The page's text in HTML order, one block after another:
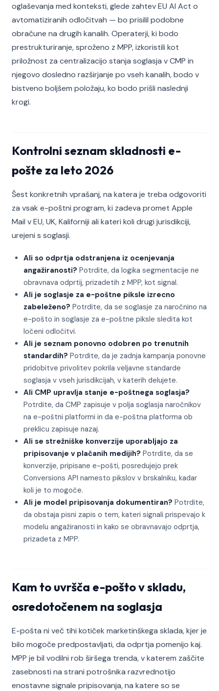
oglaševanja med konteksti, glede zahtev EU AI Act o
avtomatiziranih odločitvah — bo prisilil podobne
obračune na drugih kanalih. Operaterji, ki bodo
prestrukturiranje, sproženo z MPP, izkoristili kot
priložnost za centralizacijo stanja soglasja v CMP in
njegovo dosledno razširjanje po vseh kanalih, bodo v
bistveno boljšem položaju, ko bodo prišli naslednji
krogi.
Kontrolni seznam skladnosti e-
pošte za leto 2026
Šest konkretnih vprašanj, na katera je treba odgovoriti
za vsak e-poštni program, ki zadeva promet Apple
Mail v EU, UK, Kaliforniji ali kateri koli drugi jurisdikciji,
urejeni s soglasji.
Ali so odprtja odstranjena iz ocenjevanja
angažiranosti? Potrdite, da logika segmentacije ne
obravnava odprtij, prizadetih z MPP, kot signal.
Ali je soglasje za e-poštne piksle izrecno
zabeleženo? Potrdite, da se soglasje za naročnino na
e-pošto in soglasje za e-poštne piksle sledita kot
ločeni odločitvi.
Ali je seznam ponovno odobren po trenutnih
standardih? Potrdite, da je zadnja kampanja ponovne
pridobitve privolitev pokrila veljavne standarde
soglasja v vseh jurisdikcijah, v katerih delujete.
Ali CMP upravlja stanje e-poštnega soglasja?
Potrdite, da CMP zapisuje v polja soglasja naročnikov
na e-poštni platformi in da e-poštna platforma ob
preklicu zapisuje nazaj.
Ali se strežniške konverzije uporabljajo za
pripisovanje v plačanih medijih? Potrdite, da se
konverzije, pripisane e-pošti, posredujejo prek
Conversions API namesto pikslov v brskalniku, kadar
koli je to mogoče.
Ali je model pripisovanja dokumentiran? Potrdite,
da obstaja pisni zapis o tem, kateri signali prispevajo k
modelu angažiranosti in kako se obravnavajo odprtja,
prizadeta z MPP.
Kam to uvršča e-pošto v skladu,
osredotočenem na soglasja
E-pošta ni več tihi kotiček marketinškega sklada, kjer je
bilo mogoče predpostavljati, da odprtja pomenijo kaj.
MPP je bil vodilni rob širšega trenda, v katerem zaščite
zasebnosti na strani potrošnika razvrednotijo
enostavne signale pripisovanja, na katere so se